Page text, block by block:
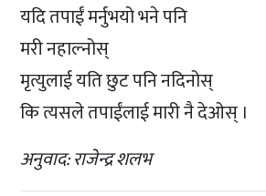
यदि तपाईं मर्नुभयो भने पनि
मरी नहाल्नोस्
मृत्युलाई यति छुट पनि नदिनोस्
कि त्यसले तपाईंलाई मारी नै देओस् ।
अनुवाद: राजेन्द्र शलभ